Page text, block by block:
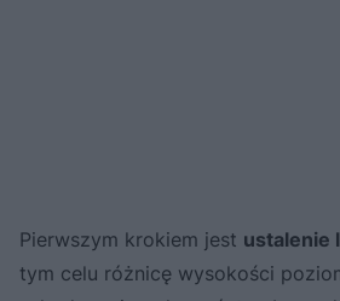
Pierwszym krokiem jest ustalenie
tym celu różnicę wysokości